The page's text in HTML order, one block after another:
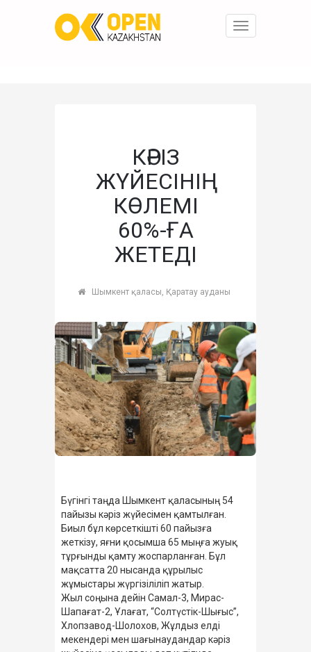
Toggle
КӘРІЗ
ЖҮЙЕСІНІҢ
КӨЛЕМІ
60%-ҒА
ЖЕТЕДІ
Шымкент қаласы, Қаратау ауданы
Бүгінгі таңда Шымкент қаласының 54
пайызы кәріз жүйесімен қамтылған.
Биыл бұл көрсеткішті 60 пайызға
жеткізу, яғни қосымша 65 мыңға жуық
тұрғынды қамту жоспарланған. Бұл
мақсатта 20 нысанда құрылыс
жұмыстары жүргізіліліп жатыр.
Жыл соңына дейін Самал-3, Мирас-
Шапағат-2, Ұлағат, “Солтүстік-Шығыс”,
Хлопзавод-Шолохов, Жұлдыз елді
мекендері мен шағынаудандар кәріз